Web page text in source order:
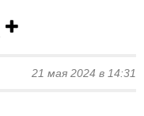
21 мая 2024 в 14:31